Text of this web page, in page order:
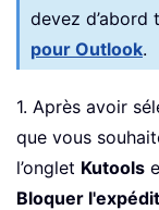
devez d’abord
pour Outlook.
1. Après avoir
que vous
l’onglet Kutools
Bloquer